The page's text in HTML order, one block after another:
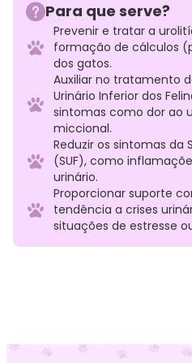
Para que serve?
Prevenir e tratar a
formação de cálculos
dos gatos.
Auxiliar no tratamento
Urinário Inferior dos
sintomas como dor ao
miccional.
Reduzir os sintomas da
(SUF), como
urinário.
Proporcionar suporte
tendência a crises
situações de estresse